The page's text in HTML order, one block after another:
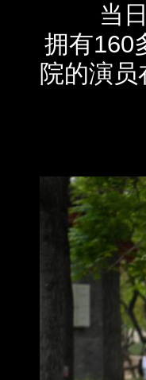
当日
拥有160
院的演